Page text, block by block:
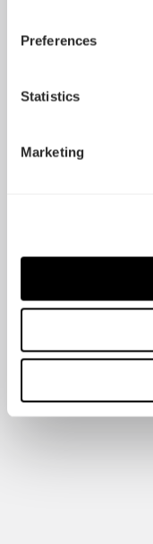
Preferences
Statistics
Marketing